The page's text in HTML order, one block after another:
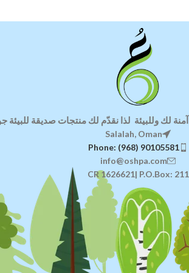
لك وللبيئة لذا نقدّم لك منتجات صديقة للبيئة
Salalah, Oman
Phone: (968) 90105581
info@oshpa.com
CR 1626621| P.O.Box: 211